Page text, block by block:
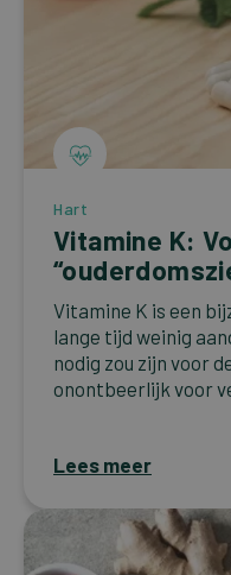
Hart
Vitamine K:
Vitamine K is een
lange tijd weinig
nodig zou zijn voor
onontbeerlijk voor
Lees meer